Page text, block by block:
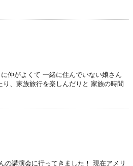
仲がよくて 一緒に住んでいない娘さん
、家族旅行を楽しんだりと 家族の時間
演会に行ってきました！ 現在アメリ